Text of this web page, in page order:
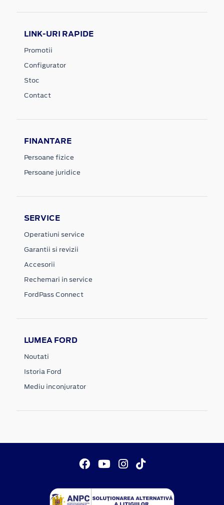
LINK-URI RAPIDE
Promotii
Configurator
Stoc
Contact
FINANTARE
Persoane fizice
Persoane juridice
SERVICE
Operatiuni service
Garantii si revizii
Accesorii
Rechemari in service
FordPass Connect
LUMEA FORD
Noutati
Istoria Ford
Mediu inconjurator